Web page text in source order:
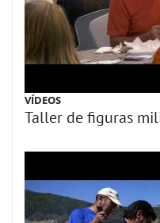
VÍDEOS
Taller de figuras